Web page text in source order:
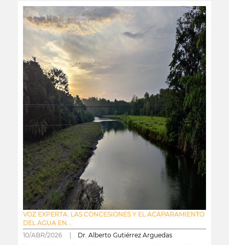
VOZ EXPERTA: LAS CONCESIONES Y EL ACAPARAMIENTO
DEL AGUA EN...
10/ABR/2026 | Dr. Alberto Gutiérrez Arguedas